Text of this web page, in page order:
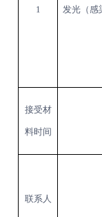
1 发光（感
接受材
料时间
联系人